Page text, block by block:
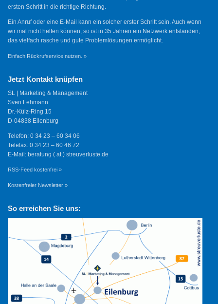
ersten Schritt in die richtige Richtung.
Ein Anruf oder eine E-Mail kann ein solcher erster Schritt sein. Auch wenn
wir mal nicht helfen können, so ist in 35 Jahren ein Netzwerk entstanden,
das vielfach rasche und gute Problemlösungen ermöglicht.
Einfach Rückrufservice nutzen. »
Jetzt Kontakt knüpfen
SL | Marketing & Management
Sven Lehmann
Dr.-Külz-Ring 15
D-04838 Eilenburg
Telefon: 0 34 23 – 60 34 06
Telefax: 0 34 23 – 60 46 72
E-Mail: beratung ( at ) streuverluste.de
RSS-Feed kostenfrei »
Kostenfreier Newsletter »
So erreichen Sie uns: